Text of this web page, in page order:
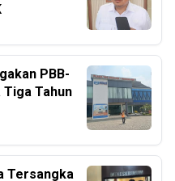
PBB-
Tiga Tahun
Tersangka